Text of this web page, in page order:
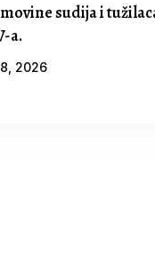
sudija i
a.
2026